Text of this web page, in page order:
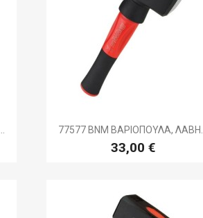
Γρήγορη προβολή
77577 BNM ΒΑΡΙΟΠΟΥΛΑ, ΛΑΒΗ...
33,00 €